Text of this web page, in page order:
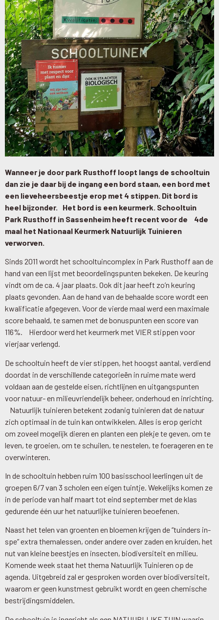
Wanneer je door park Rusthoff loopt langs de schooltuin
dan zie je daar bij de ingang een bord staan, een bord met
een lieveheersbeestje erop met 4 stippen. Dit bord is
heel bijzonder. Het bord is een keurmerk. Schooltuin
Park Rusthoff in Sassenheim heeft recent voor de 4de
maal het Nationaal Keurmerk Natuurlijk Tuinieren
verworven.
Sinds 2011 wordt het schooltuincomplex in Park Rusthoff aan de
hand van een lijst met beoordelingspunten bekeken. De keuring
vindt om de ca. 4 jaar plaats. Ook dit jaar heeft zo’n keuring
plaats gevonden. Aan de hand van de behaalde score wordt een
kwalificatie afgegeven. Voor de vierde maal werd een maximale
score behaald, te samen met de bonuspunten een score van
116%. Hierdoor werd het keurmerk met VIER stippen voor
vierjaar verlengd.
De schooltuin heeft de vier stippen, het hoogst aantal, verdiend
doordat in de verschillende categorieën in ruime mate werd
voldaan aan de gestelde eisen, richtlijnen en uitgangspunten
voor natuur- en milieuvriendelijk beheer, onderhoud en inrichting.
Natuurlijk tuinieren betekent zodanig tuinieren dat de natuur
zich optimaal in de tuin kan ontwikkelen. Alles is erop gericht
om zoveel mogelijk dieren en planten een plekje te geven, om te
leven, te groeien, om te schuilen, te nestelen, te foerageren en te
overwinteren.
In de schooltuin hebben ruim 100 basisschool leerlingen uit de
groepen 6/7 van 3 scholen een eigen tuintje. Wekelijks komen ze
in de periode van half maart tot eind september met de klas
gedurende één uur het natuurlijke tuinieren beoefenen.
Naast het telen van groenten en bloemen krijgen de “tuinders in-
spe” extra themalessen, onder andere over zaden en kruiden, het
nut van kleine beestjes en insecten, biodiversiteit en milieu.
Komende week staat het thema Natuurlijk Tuinieren op de
agenda. Uitgebreid zal er gesproken worden over biodiversiteit,
waarom er geen kunstmest gebruikt wordt en geen chemische
bestrijdingsmiddelen.